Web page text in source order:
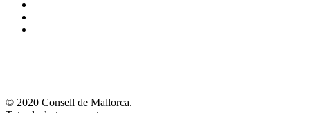
© 2020 Consell de Mallorca.